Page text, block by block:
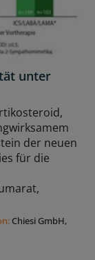
unter
der neuen
für die
Chiesi GmbH,